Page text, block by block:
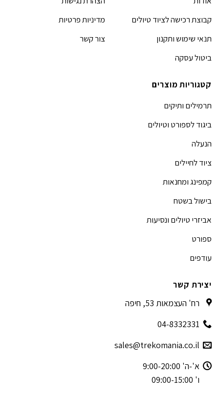
קבוצת רכישה לציוד טיולים
תנאי שימוש ותקנון
ביטול עסקה
מדיניות פרטיות
צור קשר
קטגוריות מוצרים
תרמילים ותיקים
ביגוד לספורט וטיולים
הנעלה
ציוד לחיילים
קמפינג ומחנאות
בישול בשטח
אביזרי טיולים ונסיעות
ספורט
עודפים
יצירת קשר
רח' העצמאות 53, חיפה
04-8332331
sales@trekomania.co.il
א'-ה' 9:00-20:00
ו' 09:00-15:00